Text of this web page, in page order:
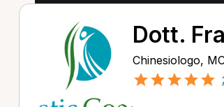
Dott.
Chinesiologo,